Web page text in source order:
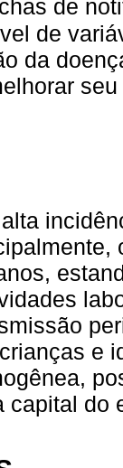
de
de
da
e
capital do